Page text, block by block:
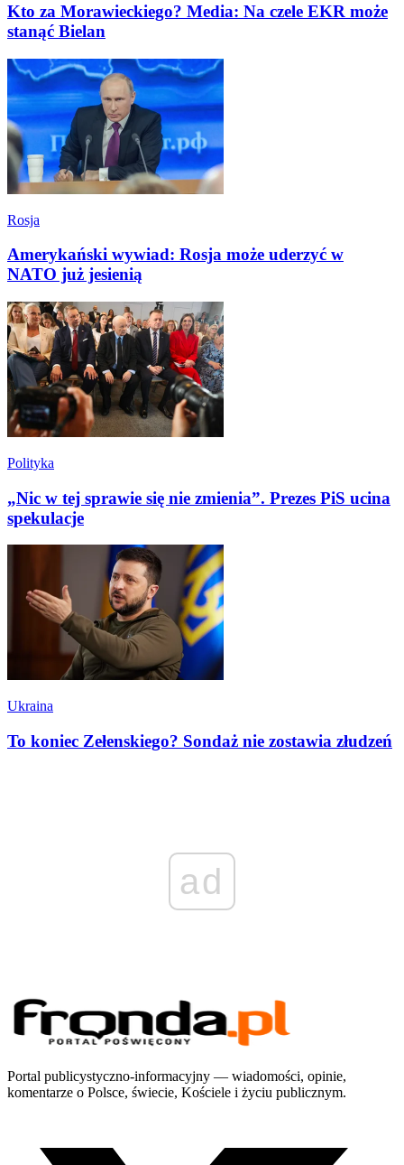
Kto za Morawieckiego? Media: Na czele EKR może
stanąć Bielan
Rosja
Amerykański wywiad: Rosja może uderzyć w
NATO już jesienią
Polityka
„Nic w tej sprawie się nie zmienia”. Prezes PiS ucina
spekulacje
Ukraina
To koniec Zełenskiego? Sondaż nie zostawia złudzeń
ad
Portal publicystyczno-informacyjny — wiadomości, opinie,
komentarze o Polsce, świecie, Kościele i życiu publicznym.